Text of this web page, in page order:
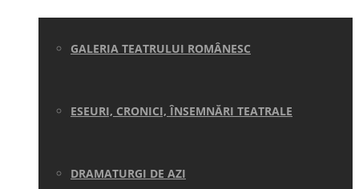
GALERIA TEATRULUI ROMÂNESC
ESEURI, CRONICI, ÎNSEMNĂRI TEATRALE
DRAMATURGI DE AZI